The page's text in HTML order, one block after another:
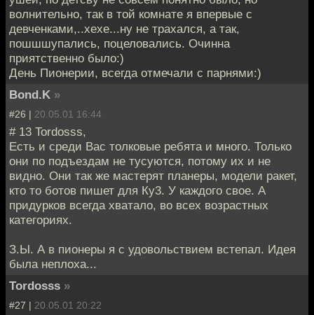
волнительно, так в той комнате я впервые с
девченками,..хехе...ну не трахался, а так,
пошшшупались, поцеловались. Очинна
приятственно было:)
День Пионерии, всегда отмечали с парнями:)
Bond.K »
#26 | 20.05.01 16:44
# 13 Tordosss,
Есть и среди Вас толковые ребята и много. Только
они по подъездам не тусуются, потому их и не
видно. Они так же мастерят планеры, модели ракет,
кто то ботов пишет для Ку3. У каждого свое. А
придурков всегда хватало, во всех возрастных
категориях.
З.Ы. А в пионеры я с удовольствием встепал. Идея
была неплоха...
Tordosss »
#27 | 20.05.01 20:22